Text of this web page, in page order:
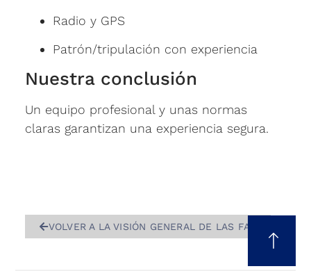
Radio y GPS
Patrón/tripulación con experiencia
Nuestra conclusión
Un equipo profesional y unas normas
claras garantizan una experiencia segura.
VOLVER A LA VISIÓN GENERAL DE LAS FAQ